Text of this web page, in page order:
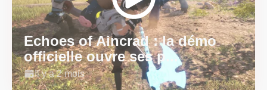
Echoes of Aincrad : la démo
officielle ouvre ses p...
Il y a 2 mois